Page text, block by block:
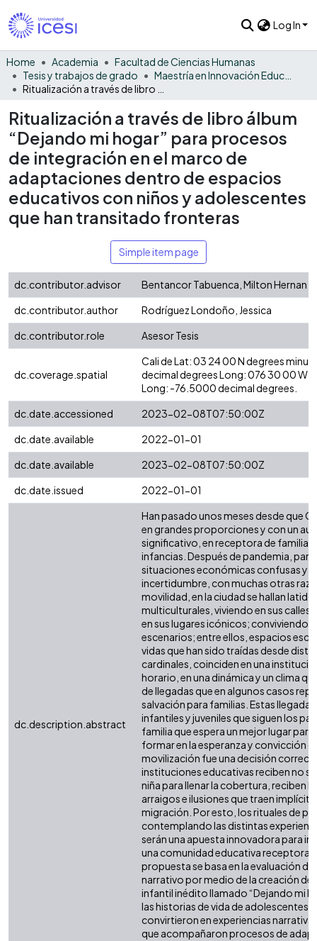
Log In
Home Academia
Facultad de Ciencias Humanas
Tesis y trabajos de grado
Ritualización a través de libro álbum
“Dejando mi hogar” para procesos
de integración en el marco de
adaptaciones dentro de espacios
educativos con niños y adolescentes
que han transitado fronteras
Simple item page
dc.contributor.advisor
Bentancor Tabuenca, Milton Hernan
dc.contributor.author
Rodríguez Londoño, Jessica
dc.contributor.role
Asesor Tesis
dc.coverage.spatial
Cali de Lat: 03 24 00 N degrees
decimal degrees Long: 076 30 00 W
Long: -76.5000 decimal degrees.
dc.date.accessioned
2023-02-08T07:50:00Z
dc.date.available
2022-01-01
dc.date.available
2023-02-08T07:50:00Z
dc.date.issued
2022-01-01
dc.description.abstract
Han pasado unos meses desde que
en grandes proporciones y con un
significativo, en receptora de familias,
infancias. Después de pandemia,
situaciones económicas confusas y
incertidumbre, con muchas otras
movilidad, en la ciudad se hallan
multiculturales, viviendo en sus calles,
en sus lugares icónicos; conviviendo
escenarios; entre ellos, espacios
vidas que han sido traídas desde
cardinales, coinciden en una
horario, en una dinámica y un clima
de llegadas que en algunos casos
salvación para familias. Estas
infantiles y juveniles que siguen los
familia que espera un mejor lugar para
formar en la esperanza y convicción
movilización fue una decisión
instituciones educativas reciben no
niña para llenar la cobertura, reciben
arraigos e ilusiones que traen
migración. Por esto, los rituales de
contemplando las distintas
serán una apuesta innovadora para
una comunidad educativa receptora.
propuesta se basa en la evaluación
narrativo por medio de la creación de
infantil inédito llamado “Dejando mi
las historias de vida de adolescentes
convirtieron en experiencias
que acompañaron procesos de